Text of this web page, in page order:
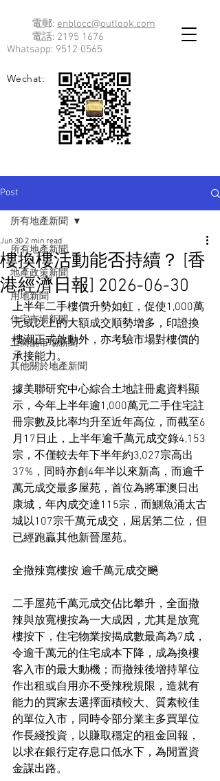
電郵: enblocc@outlook.com
電話: 2195 1676
Whatsapp: 9512 0565
Wechat:
Post
所有地產新聞
地產政策新聞
用地新聞
住宅市場新聞
工商舖市場新聞
其他關於地產新聞
所有地產新聞
樓換樓活動能否持續？ [香
港經濟日報] 2026-06-30
Jun 30 2 min read
上半年二手樓價升勢如虹，促使1,000萬
元或以上的大額成交順勢增多，印證換
樓潮正式啟動外，亦考驗市場對樓價的
承接能力。
據美聯研究中心綜合土地註冊處資料顯
示，今年上半年逾1,000萬元二手住宅註
冊宗數及比率均升至近年高位，而截至6
月17日止，上半年逾千萬元成交錄4,153
宗，不僅較去年下半年約3,027宗高出
37%，同時亦創4年半以來新高，而逾千
萬元成交最多屋苑，首位為將軍澳日出
康城，年內成交達115宗，而鰂魚涌太古
城以107宗千萬元成交，屈居第二位，但
已經跑贏其他新晉屋苑。
全撤辣寬樓按 逾千萬元成交飈
二手屋苑千萬元成交佔比攀升，全面撤
辣與放寬樓按為一大成因，尤其是放寬
樓按下，住宅物業按揭成數最高為7成，
令逾千萬元的住宅成本下降，成為換樓
客入市的最大動機；而撤辣後增持單位
作出租或自用亦不受辣稅規限，造就有
能力的買家去選擇面積較大、質素較佳
的單位入市，同時令部分業主多買單位
作長綫投資，以賺取穩定的租金回報，
以求在銀行定存息口低水下，為閒置資
金謀出路。